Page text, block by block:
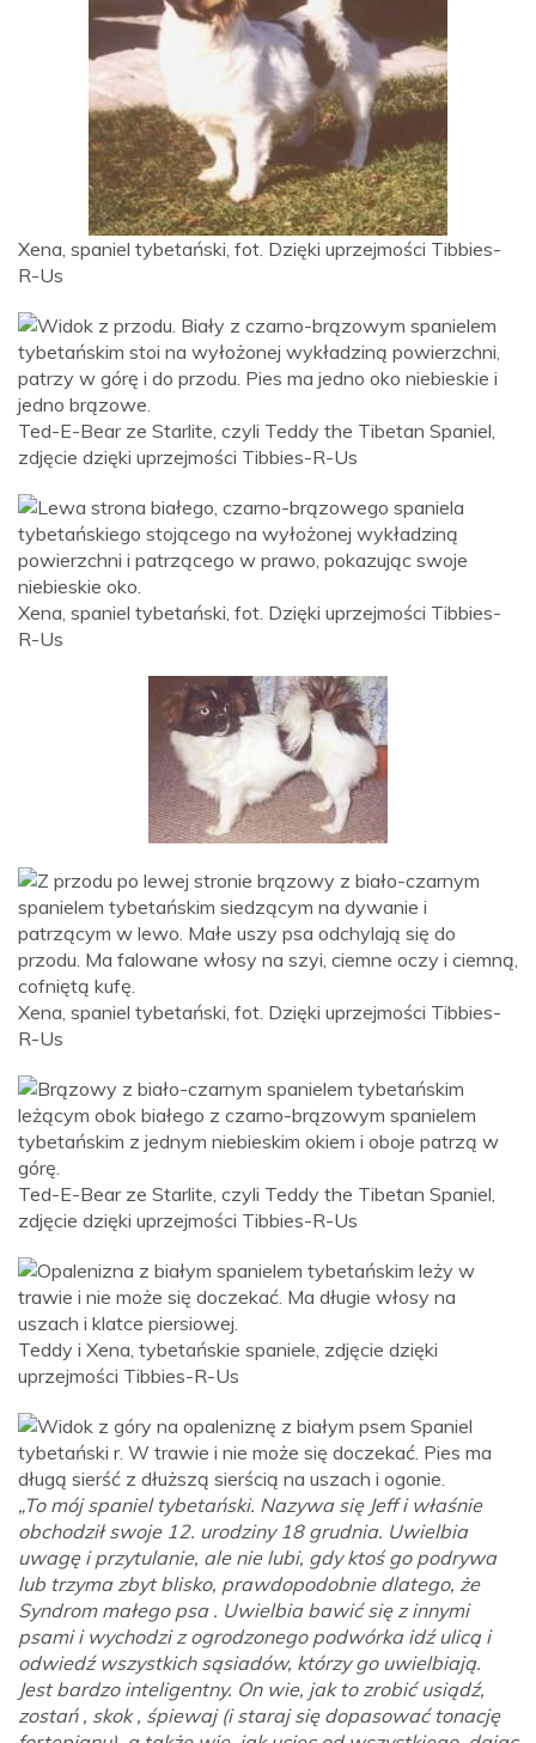
Xena, spaniel tybetański, fot. Dzięki uprzejmości Tibbies-
R-Us
Ted-E-Bear ze Starlite, czyli Teddy the Tibetan Spaniel,
zdjęcie dzięki uprzejmości Tibbies-R-Us
Xena, spaniel tybetański, fot. Dzięki uprzejmości Tibbies-
R-Us
Xena, spaniel tybetański, fot. Dzięki uprzejmości Tibbies-
R-Us
Ted-E-Bear ze Starlite, czyli Teddy the Tibetan Spaniel,
zdjęcie dzięki uprzejmości Tibbies-R-Us
Teddy i Xena, tybetańskie spaniele, zdjęcie dzięki
uprzejmości Tibbies-R-Us
„To mój spaniel tybetański. Nazywa się Jeff i właśnie
obchodził swoje 12. urodziny 18 grudnia. Uwielbia
uwagę i przytulanie, ale nie lubi, gdy ktoś go podrywa
lub trzyma zbyt blisko, prawdopodobnie dlatego, że
Syndrom małego psa . Uwielbia bawić się z innymi
psami i wychodzi z ogrodzonego podwórka idź ulicą i
odwiedź wszystkich sąsiadów, którzy go uwielbiają.
Jest bardzo inteligentny. On wie, jak to zrobić usiądź,
zostań , skok , śpiewaj (i staraj się dopasować tonację